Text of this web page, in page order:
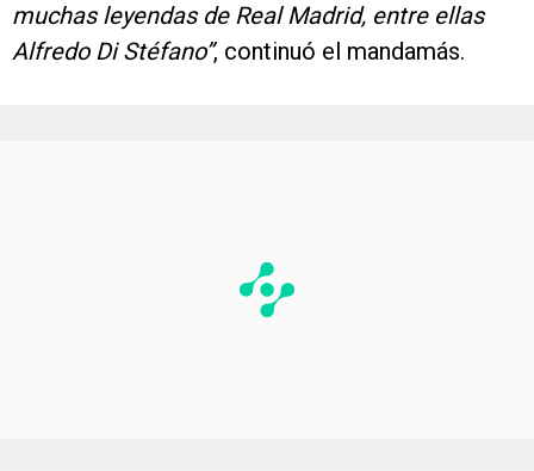
muchas leyendas de Real Madrid, entre ellas
Alfredo Di Stéfano”, continuó el mandamás.